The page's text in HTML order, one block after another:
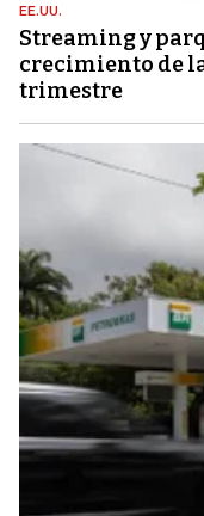
EE.UU.
Streaming y
crecimiento de
trimestre